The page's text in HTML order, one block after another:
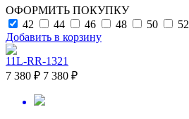
ОФОРМИТЬ ПОКУПКУ
42
44 46 48 50 52
Добавить в корзину
11L-RR-1321
7 380 ₽ 7 380 ₽